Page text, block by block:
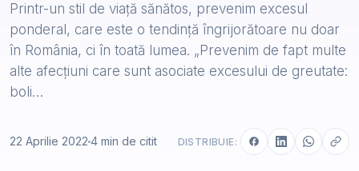
Printr-un stil de viață sănătos, prevenim excesul
ponderal, care este o tendință îngrijorătoare nu doar
în România, ci în toată lumea. „Prevenim de fapt multe
alte afecțiuni care sunt asociate excesului de greutate:
boli…
22 Aprilie 2022 4 min de citit DISTRIBUIE: